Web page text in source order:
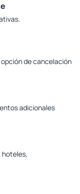
de cancelación
adicionales
hoteles,